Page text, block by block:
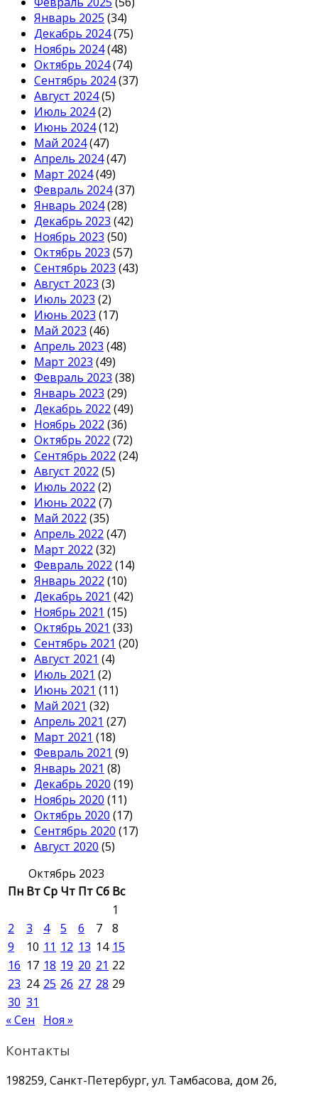
Январь 2025 (34)
Декабрь 2024(75)
Ноябрь 2024(48)
Октябрь 2024(74)
Сентябрь 2024(37)
Август 2024(5)
Июль 2024(2)
Июнь 2024(12)
Май 2024(47)
Апрель 2024(47)
Март 2024(49)
Февраль 2024(37)
Январь 2024(28)
Декабрь 2023 (42)
Ноябрь 2023 (50)
Октябрь 2023 (57)
Сентябрь 2023 (43)
Август 2023 (3)
Июль 2023 (2)
Июнь 2023 (17)
Май 2023 (46)
Апрель 2023 (48)
Март 2023 (49)
Февраль 2023 (38)
Январь 2023 (29)
Декабрь 2022 (49)
Ноябрь 2022 (36)
Октябрь 2022 (72)
Сентябрь 2022 (24)
Август 2022 (5)
Июль 2022 (2)
Июнь 2022 (7)
Май 2022 (35)
Апрель 2022 (47)
Март 2022 (32)
Февраль 2022 (14)
Январь 2022 (10)
Декабрь 2021 (42)
Ноябрь 2021 (15)
Октябрь 2021 (33)
Сентябрь 2021 (20)
Август 2021 (4)
Июль 2021 (2)
Июнь 2021 (11)
Май 2021 (32)
Апрель 2021 (27)
Март 2021 (18)
Февраль 2021 (9)
Январь 2021 (8)
Декабрь 2020 (19)
Ноябрь 2020 (11)
Октябрь 2020 (17)
Сентябрь 2020 (17)
Август 2020 (5)
Октябрь 2023
Пн ВтСр Чт ПтСб Вс
1
2
3 4 5 6 7
8
9
10 11 12 13 14 15
16 17 18 19 20 21 22
23 24 25 26 27 28 29
30 31
« Сен
Ноя »
Контакты
198259, Санкт-Петербург, ул. Тамбасова, дом 26,